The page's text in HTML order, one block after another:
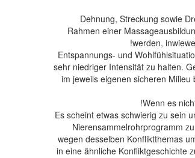
* Dehnung, Streckung sowie
Rahmen einer
werden,
*Entspannungs- und
sehr niedriger Intensität zu halten.
im jeweils eigenen sicheren
Es scheint etwas schwierig zu sein
Nierensammelrohrprogramm
wegen desselben Konfliktthemas
in eine ähnliche Konfliktgeschichte